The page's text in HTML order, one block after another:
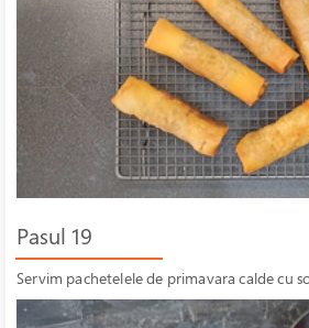
Pasul 19
Servim pachetelele de primavara calde cu